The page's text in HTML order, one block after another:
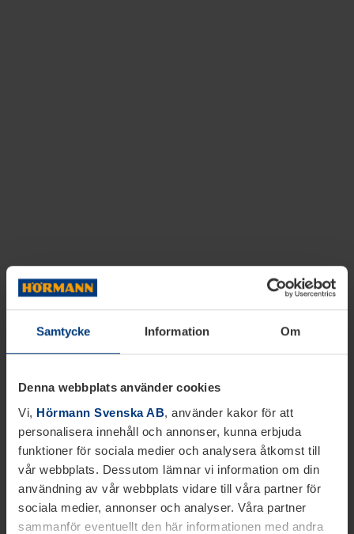
Samtycke Information Om
Denna webbplats använder cookies
Vi, Hörmann Svenska AB, använder kakor för att
personalisera innehåll och annonser, kunna erbjuda
funktioner för sociala medier och analysera åtkomst till
vår webbplats. Dessutom lämnar vi information om din
användning av vår webbplats vidare till våra partner för
sociala medier, annonser och analyser. Våra partner
sammanför eventuellt den här informationen med andra